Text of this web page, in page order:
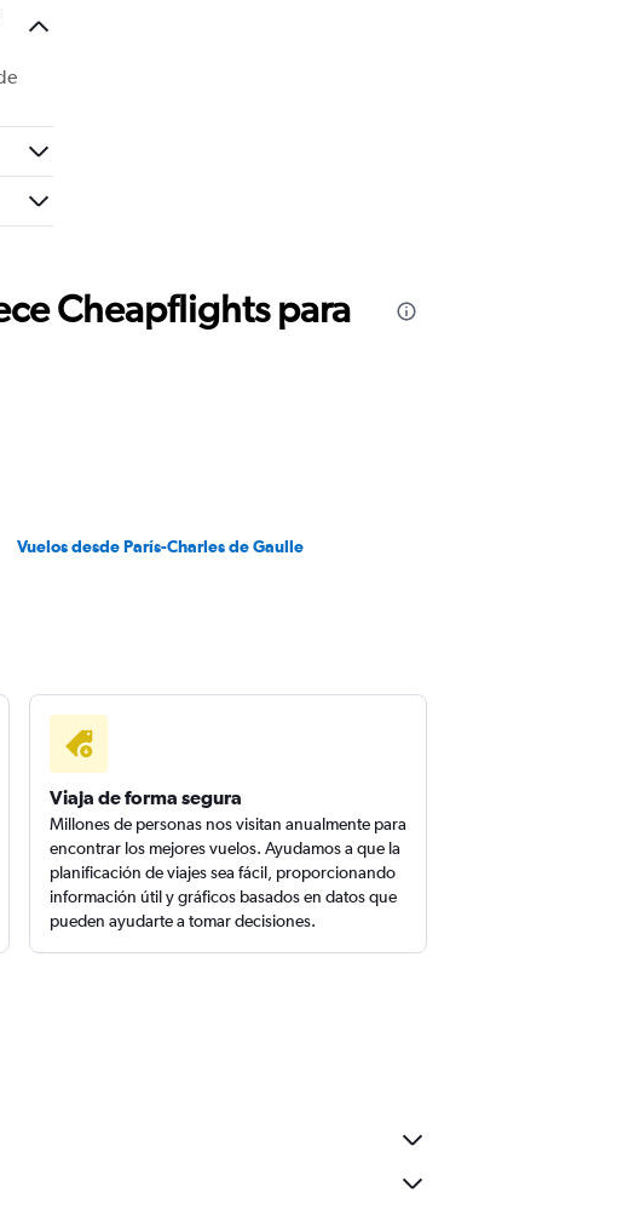
Cheapflights para
Vuelos desde París-Charles de Gaulle
Viaja de forma segura
Millones de personas nos visitan anualmente para
encontrar los mejores vuelos. Ayudamos a que la
planificación de viajes sea fácil, proporcionando
información útil y gráficos basados en datos que
pueden ayudarte a tomar decisiones.